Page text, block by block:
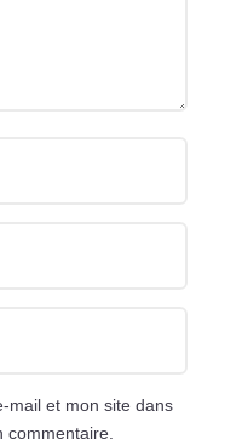
mail et mon site dans
commentaire.